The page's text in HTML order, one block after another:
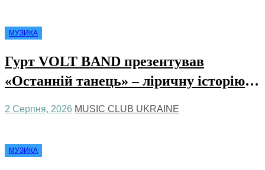
МУЗИКА
Гурт VOLT BAND презентував
«Останній танець» – ліричну історію
2 Серпня, 2026 MUSIC CLUB UKRAINE
МУЗИКА